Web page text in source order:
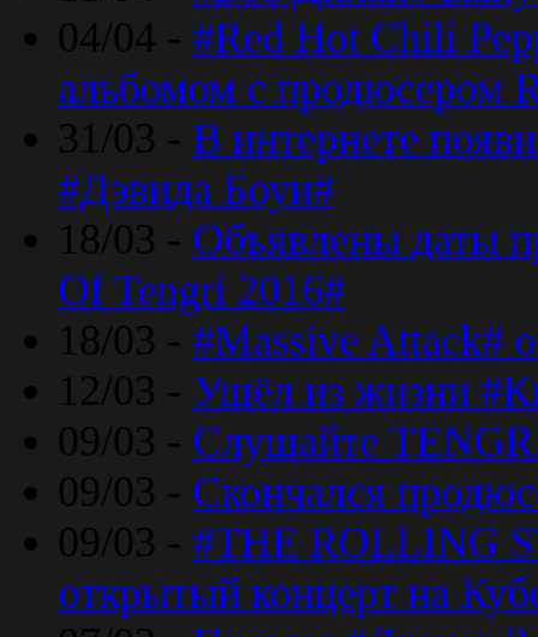
04/04 - #Red Hot Chili
альбомом с продюсером
31/03 - В интернете
#Дэвида Боуи#
18/03 - Объявлены даты
Of Tengri 2016#
18/03 - #Massive Attack#
12/03 - Ушёл из жизни
09/03 - Слушайте
09/03 - Скончался
09/03 - #THE ROLLING
открытый концерт на